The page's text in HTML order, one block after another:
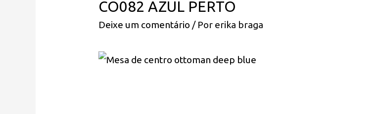
CO082 AZUL PERTO
Deixe um comentário / Por erika braga